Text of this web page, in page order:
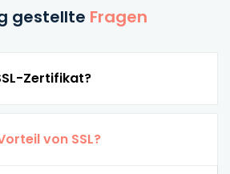
gestellte Fragen
Zertifikat?
von SSL?